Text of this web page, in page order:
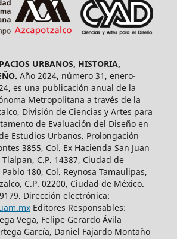
URBANOS, HISTORIA,
Año 2024, número 31, enero-
es una publicación anual de la
Metropolitana a través de la
División de Ciencias y Artes para
de Evaluación del Diseño en
Estudios Urbanos. Prolongación
3855, Col. Ex Hacienda San Juan
C.P. 14387, Ciudad de
180, Col. Reynosa Tamaulipas,
C.P. 02200, Ciudad de México.
Dirección electrónica:
Editores Responsables:
Vega, Felipe Gerardo Ávila
García, Daniel Fajardo Montaño